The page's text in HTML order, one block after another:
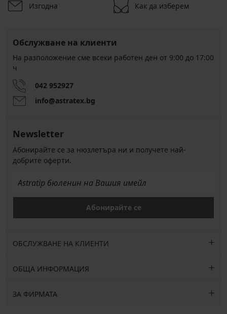
Изгодна Как да изберем
Обслужване на клиенти
На разположение сме всеки работен ден от 9:00 до 17:00
ч
042 952927
info@astratex.bg
Newsletter
Абонирайте се за нюзлетъра ни и получете най-
добрите оферти.
Абонирайте се
ОБСЛУЖВАНЕ НА КЛИЕНТИ
ОБЩА ИНФОРМАЦИЯ
ЗА ФИРМАТА